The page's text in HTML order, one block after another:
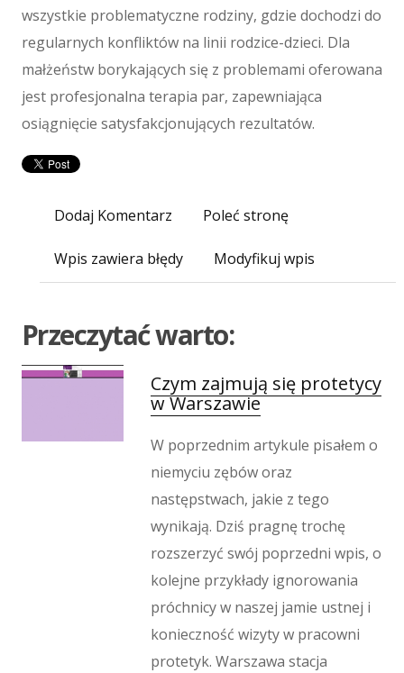
Transport
Części Samochodowe
Wynajem
Usługi Motoryzacyjne
Salony, Komisy
E-marketing
Inne Agencje
Imprezy Integracyjne
Zajęcia Sportowe i Rekreacyjne
Produkcja
Informatyczne
Restauracje, Catering
Adwokaci, Porady Prawne
Ślub i Wesele
Weterynaryjne, Hodowla Zwierząt
Sprzątanie, Porządkowanie
Serwis
Inne Usługi
Odprężenie
Hotele i Noclegi
Podróże
wszystkie problematyczne rodziny, gdzie dochodzi do
regularnych konfliktów na linii rodzice-dzieci. Dla
małżeństw borykających się z problemami oferowana
jest profesjonalna terapia par, zapewniająca
osiągnięcie satysfakcjonujących rezultatów.
Dodaj Komentarz Poleć stronę
Wpis zawiera błędy Modyfikuj wpis
Przeczytać warto:
Czym zajmują się protetycy
w Warszawie
W poprzednim artykule pisałem o
niemyciu zębów oraz
następstwach, jakie z tego
wynikają. Dziś pragnę trochę
rozszerzyć swój poprzedni wpis, o
kolejne przykłady ignorowania
próchnicy w naszej jamie ustnej i
konieczność wizyty w pracowni
protetyk. Warszawa stacja